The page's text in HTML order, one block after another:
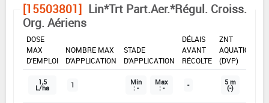
[15503801] Lin*Trt Part.Aer.*Régul. Croiss.
Org. Aériens
DOSE
MAX
D'EMPLOI
NOMBRE MAX
D'APPLICATION
STADE
D'APPLICATION
DÉLAIS
AVANT
RÉCOLTE
ZNT
AQUATIQUE
(DVP)
1,5
L/ha 1 Min
: -
Max
: - - 5 m
(-)